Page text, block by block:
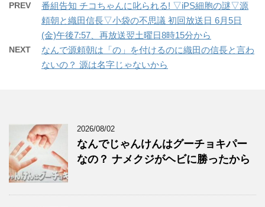
PREV
番組告知 チコちゃんに叱られる! ▽iPS細胞の謎▽源
頼朝と織田信長▽小袋の不思議 初回放送日 6月5日
(金)午後7:57、再放送翌土曜日8時15分から
NEXT
なんで源頼朝は「の」を付けるのに織田の信長と言わ
ないの？ 源は名字じゃないから
2026/08/02
なんでじゃんけんはグーチョキパー
なの？ ナメクジがヘビに勝ったから